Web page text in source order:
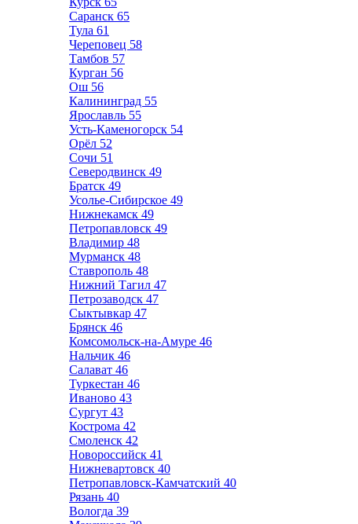
Саранск 65
Тула 61
Череповец 58
Тамбов 57
Курган 56
Ош 56
Калининград 55
Ярославль 55
Усть-Каменогорск 54
Орёл 52
Сочи 51
Северодвинск 49
Братск 49
Усолье-Сибирское 49
Нижнекамск 49
Петропавловск 49
Владимир 48
Мурманск 48
Ставрополь 48
Нижний Тагил 47
Петрозаводск 47
Сыктывкар 47
Брянск 46
Комсомольск-на-Амуре 46
Нальчик 46
Салават 46
Туркестан 46
Иваново 43
Сургут 43
Кострома 42
Смоленск 42
Новороссийск 41
Нижневартовск 40
Петропавловск-Камчатский 40
Рязань 40
Вологда 39